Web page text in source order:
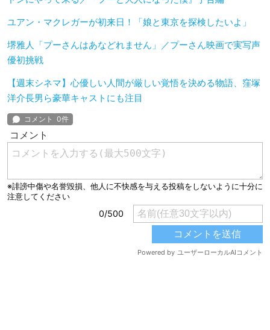
ユアン・マクレガーが初来日！「娘と東京を探検したいよ」
堺雅人「プーさんはあなどれません」／プーさん映画で実写声
優初挑戦
【週末シネマ】心優しい人間が厳しい覚悟を決める物語、窪塚
洋介長男ら豪華キャストにも注目